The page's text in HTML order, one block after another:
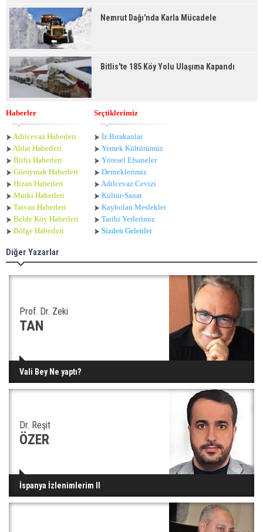
Nemrut Dağı'nda Karla Mücadele
Bitlis'te 185 Köy Yolu Ulaşıma Kapandı
Haberler
Adilcevaz Haberleri
Ahlat Haberleri
Bitlis Haberleri
Güroymak Haberleri
Hizan Haberleri
Mutki Haberleri
Tatvan Haberleri
Belde Köy Haberleri
Bölge Haberleri
Seçtiklerimiz
İz Bırakanlar
Yemek Kültürümüz
Yöresel Efsaneler
Derneklerimiz
Adilcevaz Cevizi
Kültür-Sanat
Kaybolan Meslekler
Tarihi Yerlerimiz
Sizden Gelenler
Diğer Yazarlar
Prof. Dr. Zeki
TAN
Vali Bey Ne yaptı?
Dr. Reşit
ÖZER
İspanya İzlenimlerim II